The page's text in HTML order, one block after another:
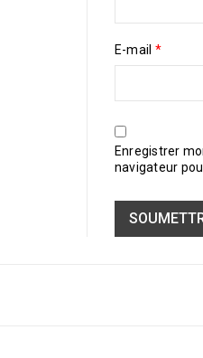
E-mail *
Enregistrer
navigateur